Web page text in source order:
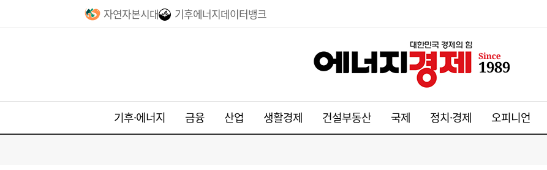
자연자본시대 기후에너지데이터뱅크
기후·에너지 금융 산업 생활경제 건설부동산 국제 정치·경제 오피니언